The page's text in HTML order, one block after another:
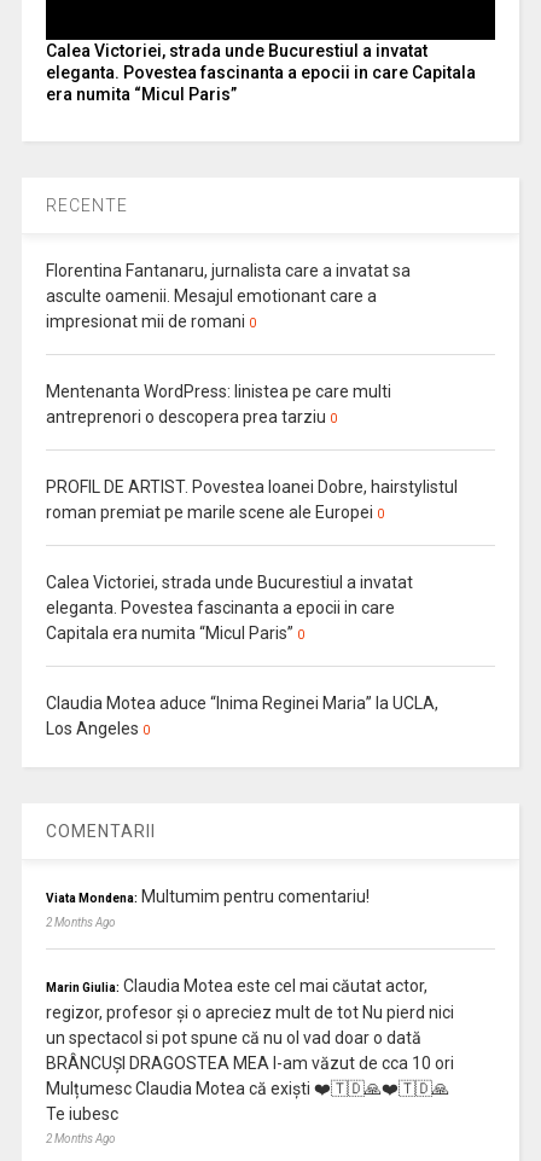
Calea Victoriei, strada unde Bucurestiul a invatat
eleganta. Povestea fascinanta a epocii in care Capitala
era numita “Micul Paris”
RECENTE
Florentina Fantanaru, jurnalista care a invatat sa
asculte oamenii. Mesajul emotionant care a
impresionat mii de romani 0
Mentenanta WordPress: linistea pe care multi
antreprenori o descopera prea tarziu 0
PROFIL DE ARTIST. Povestea Ioanei Dobre, hairstylistul
roman premiat pe marile scene ale Europei 0
Calea Victoriei, strada unde Bucurestiul a invatat
eleganta. Povestea fascinanta a epocii in care
Capitala era numita “Micul Paris” 0
Claudia Motea aduce “Inima Reginei Maria” la UCLA,
Los Angeles 0
COMENTARII
Viata Mondena: Multumim pentru comentariu!
2 Months Ago
Marin Giulia: Claudia Motea este cel mai căutat actor,
regizor, profesor și o apreciez mult de tot Nu pierd nici
un spectacol si pot spune că nu ol vad doar o dată
BRÂNCUȘI DRAGOSTEA MEA l-am văzut de cca 10 ori
Mulțumesc Claudia Motea că exiști ❤️🇹🇩🙏❤️🇹🇩🙏
Te iubesc
2 Months Ago